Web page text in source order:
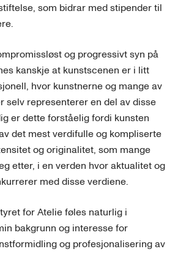
som bidrar med stipender til
og progressivt syn på
kanskje at kunstscenen er i litt
hvor kunstnerne og mange av
selv representerer en del av disse
er dette forståelig fordi kunsten
det mest verdifulle og kompliserte
og originalitet, som mange
etter, i en verden hvor aktualitet og
med disse verdiene.
for Atelie føles naturlig i
bakgrunn og interesse for
og profesjonalisering av